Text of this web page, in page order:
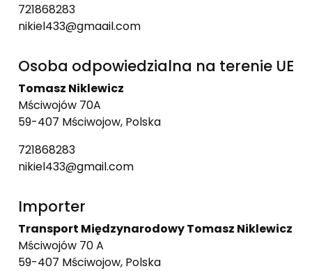
721868283
nikiel433@gmaail.com
Osoba odpowiedzialna na terenie UE
Tomasz Niklewicz
Mściwojów 70A
59-407 Mściwojow, Polska
721868283
nikiel433@gmail.com
Importer
Transport Międzynarodowy Tomasz Niklewicz
Mściwojów 70 A
59-407 Mściwojow, Polska